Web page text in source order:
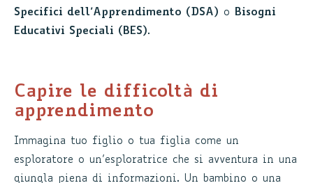
Specifici dell’Apprendimento (DSA) o Bisogni
Educativi Speciali (BES).
Capire le difficoltà di
apprendimento
Immagina tuo figlio o tua figlia come un
esploratore o un’esploratrice che si avventura in una
giungla piena di informazioni. Un bambino o una